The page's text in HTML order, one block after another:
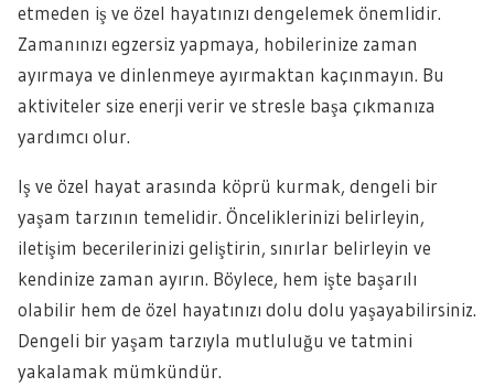
etmeden iş ve özel hayatınızı dengelemek önemlidir.
Zamanınızı egzersiz yapmaya, hobilerinize zaman
ayırmaya ve dinlenmeye ayırmaktan kaçınmayın. Bu
aktiviteler size enerji verir ve stresle başa çıkmanıza
yardımcı olur.
Iş ve özel hayat arasında köprü kurmak, dengeli bir
yaşam tarzının temelidir. Önceliklerinizi belirleyin,
iletişim becerilerinizi geliştirin, sınırlar belirleyin ve
kendinize zaman ayırın. Böylece, hem işte başarılı
olabilir hem de özel hayatınızı dolu dolu yaşayabilirsiniz.
Dengeli bir yaşam tarzıyla mutluluğu ve tatmini
yakalamak mümkündür.